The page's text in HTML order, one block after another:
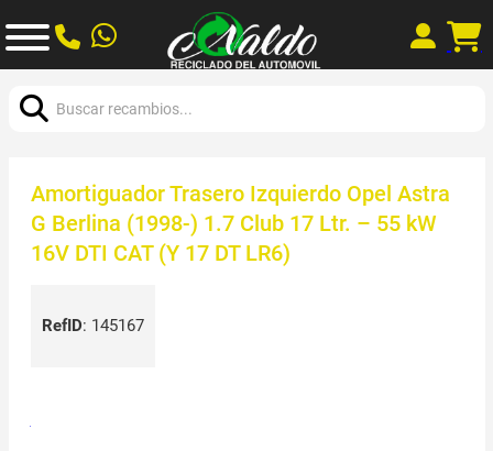
Amortiguador Trasero Izquierdo Opel Astra
G Berlina (1998-) 1.7 Club 17 Ltr. – 55 kW
16V DTI CAT (Y 17 DT LR6)
RefID: 145167